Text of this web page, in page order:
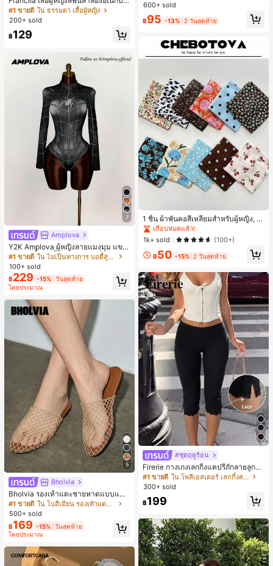
ะสงค์สำหรับใส่ประจำวัน
#1 ขายดี ใน ธรรมดา เสื้อผู้หญิง
200+ sold
฿129
7
Amplova
Y2K Amplova ผู้หญิงลายแมงมุม แขน
ยาว คอตั้ง บอดี้สูท, สไตล์แฟชั่นดาร์ก
บอดี้สูทผู้หญิง บอดี้สูทฮาโลวีน บอดี้สูท
ลายใยแมงมุม
#1 ขายดี
ใน ไม่เป็นทางการ บอดี้สูทผู้หญิง
100+ sold
฿229 -15% วันสุดท้าย
โดยประมาณ
5
Bholvia
Bholvia รองเท้าแตะชายหาดแบบแบน
สบาย ๆ ลายฉลุมาใหม่สำหรับผู้หญิง
#1 ขายดี
ใน โบฮีเมียน รองเท้าแตะผู้หญิง
500+ sold
฿169 -15% วันสุดท้าย
โดยประมาณ
ะจำวัน อะคริลิก เหมาะสำหรับใส่ในชีวิ
รับผู้หญิง
600+ sold
฿95 -13% 2 วันสุดท้าย
1 ชิ้น ผ้าพันคอสี่เหลี่ยมสำหรับผู้หญิง, วั
สดุผ้าลินิน, ลายพิมพ์ดอกไม้สด, ตกแต่ง
สไตล์วินเทจ, สามารถใช้เป็นผ้าพันศีรษ
ะ, ที่คาดผม หรือเครื่องประดับผม, สำหรั
บเดินทาง, ปาร์ตี้
เกือบหมดแล้ว!
#1 ขายดี ใน หลากสี ที่คาดผม
เกือบหมดแล้ว!
#1 ขายดี ใน หลากสี ที่คาดผม
เกือบหมดแล้ว!
#1 ขายดี
เกือบหมดแล้ว!
1k+ sold (100+)
฿50 -15% 2 วันสุดท้าย
#ชุดฤดูร้อน
Firerie กางเกงเลกกิ้งแคปรีถักลายลูกไม้
สีดำหรูหราสำหรับผู้หญิง อเนกประสงค์
สำหรับกีฬา แฟชั่น ชายหาด เทศกาลด
นตรี ฤดูร้อนแบบสบายๆ
#1 ขายดี
ใน โพลีเอสเตอร์ เลกกิ้งสตรี
300+ sold
฿199